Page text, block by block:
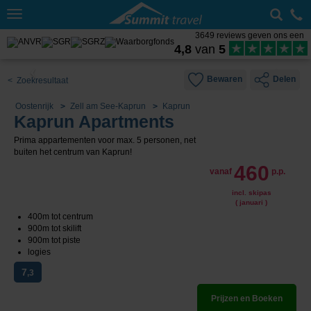
Toggle
3649 reviews geven ons een
4,8 van 5
< Zoekresultaat Bewaren Delen
Oostenrijk Zell am See-Kaprun Kaprun
Kaprun Apartments
Prima appartementen voor max. 5 personen, net
buiten het centrum van Kaprun!
vanaf 460 p.p.
incl. skipas
( januari )
400m tot centrum
900m tot skilift
900m tot piste
logies
7,3
Prijzen en Boeken